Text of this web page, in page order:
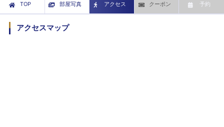
TOP 部屋写真 アクセス クーポン 予約
アクセスマップ